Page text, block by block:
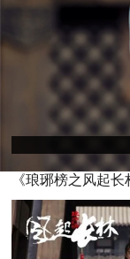
《琅琊榜之风起长